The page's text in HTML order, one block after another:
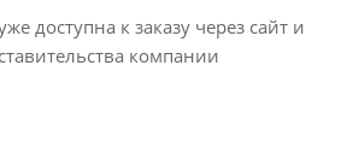
доступна к заказу через сайт и
компании